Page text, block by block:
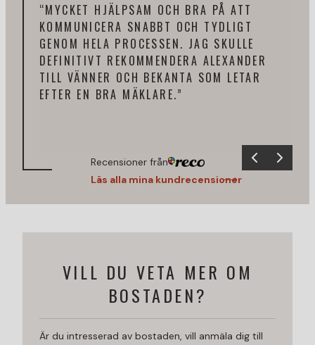
“MYCKET HJÄLPSAM OCH BRA PÅ ATT
KOMMUNICERA SNABBT OCH TYDLIGT
GENOM HELA PROCESSEN. JAG SKULLE
DEFINITIVT REKOMMENDERA ALEXANDER
TILL VÄNNER OCH BEKANTA SOM LETAR
EFTER EN BRA MÄKLARE.”
Recensioner från
Läs alla mina kundrecensioner
VILL DU VETA MER OM
BOSTADEN?
Är du intresserad av bostaden, vill anmäla dig till